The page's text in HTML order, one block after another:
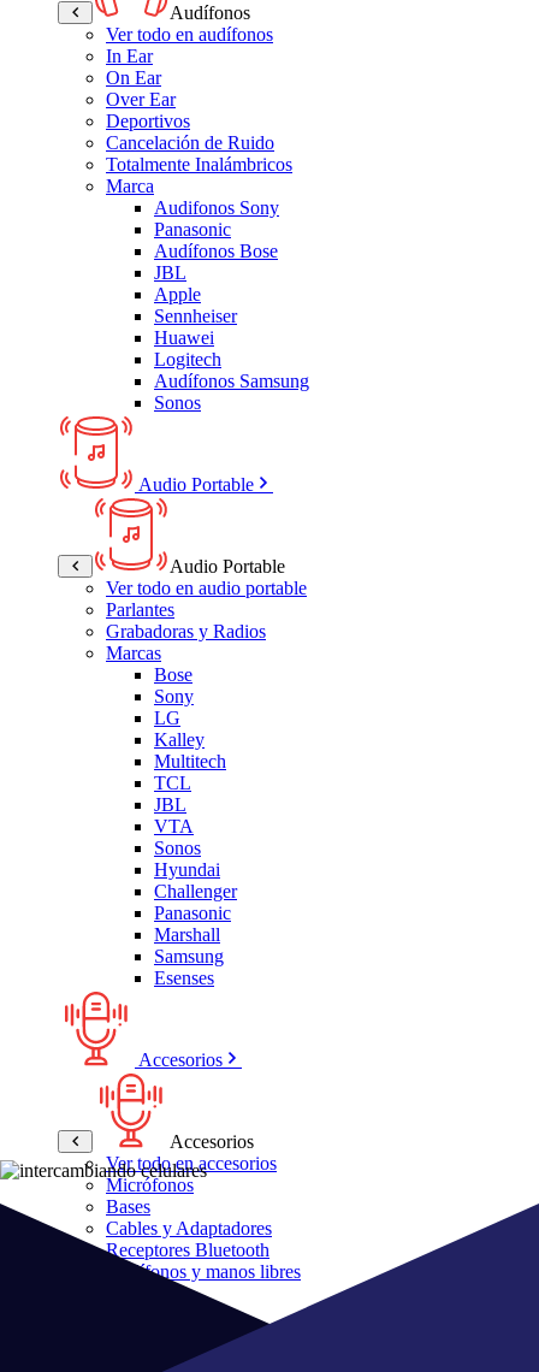
Audífonos
Ver todo en audífonos
In Ear
On Ear
Over Ear
Deportivos
Cancelación de Ruido
Totalmente Inalámbricos
Marca
Audifonos Sony
Panasonic
Audífonos Bose
JBL
Apple
Sennheiser
Huawei
Logitech
Audífonos Samsung
Sonos
Audio Portable
Audio Portable
Ver todo en audio portable
Parlantes
Grabadoras y Radios
Marcas
Bose
Sony
LG
Kalley
Multitech
TCL
JBL
VTA
Sonos
Hyundai
Challenger
Panasonic
Marshall
Samsung
Esenses
Accesorios
Accesorios
Ver todo en accesorios
Micrófonos
Bases
Cables y Adaptadores
Receptores Bluetooth
Audífonos y manos libres